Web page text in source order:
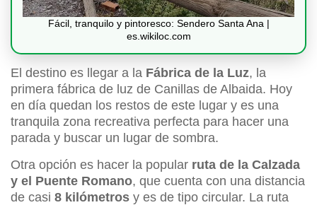
Fácil, tranquilo y pintoresco: Sendero Santa Ana |
es.wikiloc.com
El destino es llegar a la Fábrica de la Luz, la
primera fábrica de luz de Canillas de Albaida. Hoy
en día quedan los restos de este lugar y es una
tranquila zona recreativa perfecta para hacer una
parada y buscar un lugar de sombra.
Otra opción es hacer la popular ruta de la Calzada
y el Puente Romano, que cuenta con una distancia
de casi 8 kilómetros y es de tipo circular. La ruta